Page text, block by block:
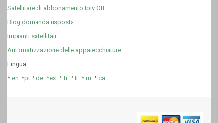
Satellitare di abbonamento Iptv Ott
Blog domanda risposta
Impianti satellitari
Automatizzazione delle apparecchiature
Lingua
* en *pt * de *es * fr* it * ru * ca